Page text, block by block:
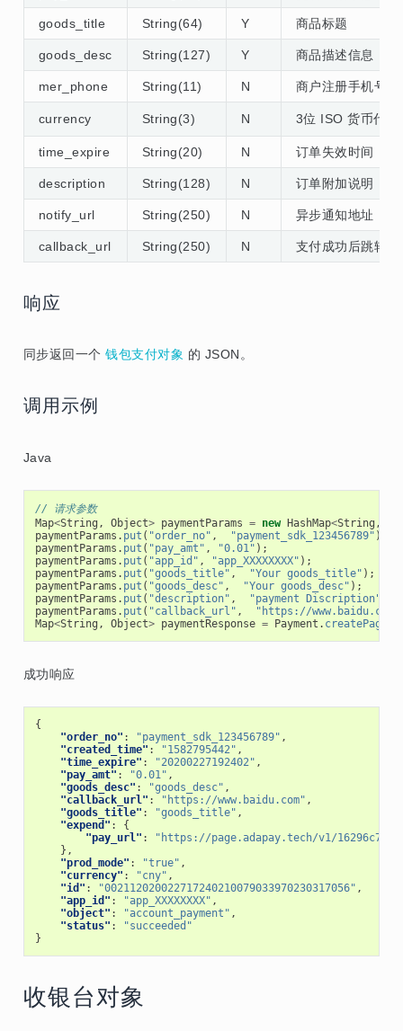
goods_title String(64) Y 商品标题
goods_desc String(127) Y 商品描述信息
mer_phone String(11) N 商户注册手机号
currency String(3) N 3位 ISO 货币代
time_expire String(20) N 订单失效时间，
description String(128) N 订单附加说明
notify_url String(250) N 异步通知地址，
callback_url String(250) N 支付成功后跳转地
响应
同步返回一个钱包支付对象 的 JSON。
调用示例
Java
// 请求参数
Map<String , Object> paymentParams = new HashMap<String ,
paymentParams . put ( "order_no" , "payment_sdk_123456789" );
paymentParams . put ( "pay_amt" , "0.01" );
paymentParams . put ( "app_id" , "app_XXXXXXXX" );
paymentParams . put ( "goods_title" , "Your goods_title" );
paymentParams . put ( "goods_desc" , "Your goods_desc" );
paymentParams . put ( "description" , "payment Discription"
paymentParams . put ( "callback_url" , "https://www.baidu.com"
Map<String , Object> paymentResponse = Payment . createPage
成功响应
{
"order_no" : "payment_sdk_123456789" ,
"created_time" : "1582795442" ,
"time_expire" : "20200227192402" ,
"pay_amt" : "0.01" ,
"goods_desc" : "goods_desc" ,
"callback_url" : "https://www.baidu.com" ,
"goods_title" : "goods_title" ,
"expend" :
{
"pay_url" :
"https://page.adapay.tech/v1/
},
"prod_mode" : "true" ,
"currency" : "cny" ,
"id" : "002112020022717240210079033970230317056" ,
"app_id" : "app_XXXXXXXX" ,
"object" : "account_payment" ,
"status" :
"succeeded"
}
收银台对象